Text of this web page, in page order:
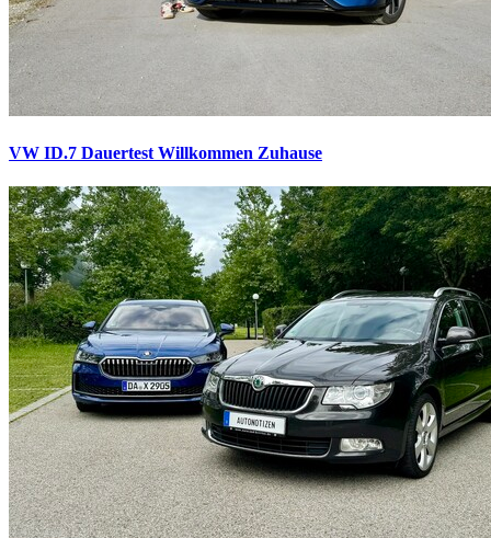
VW ID.7 Dauertest Willkommen Zuhause